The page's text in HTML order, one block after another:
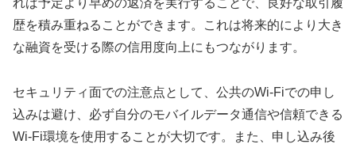
歴を積み重ねることができます。これは将来的により大き
な融資を受ける際の信用度向上にもつながります。
セキュリティ面での注意点として、公共のWi-Fiでの申し
込みは避け、必ず自分のモバイルデータ通信や信頼できる
Wi-Fi環境を使用することが大切です。また、申し込み後